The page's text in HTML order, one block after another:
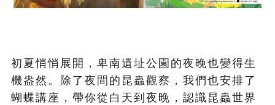
初夏悄悄展開，卑南遺址公園的夜晚也變得生
機盎然。除了夜間的昆蟲觀察，我們也安排了
蝴蝶講座，帶你從白天到夜晚，認識昆蟲世界